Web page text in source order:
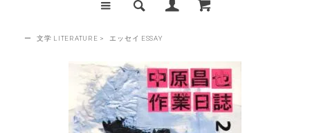
ー 文学 LITERATURE > エッセイ ESSAY